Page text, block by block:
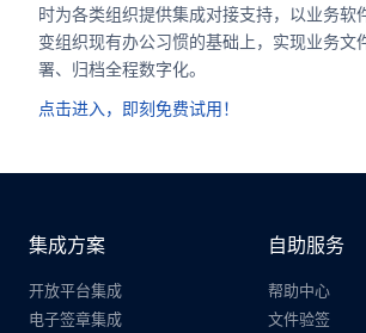
时为各类组织提供集成对接支持，以业务软
变组织现有办公习惯的基础上，实现业务文
署、归档全程数字化。
点击进入，即刻免费试用！
集成方案
开放平台集成
电子签章集成
自助服务
帮助中心
文件验签